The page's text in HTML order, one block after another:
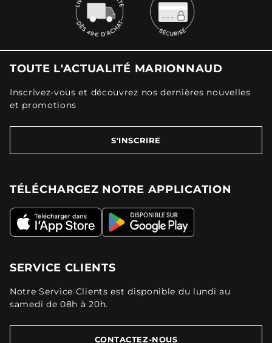
TOUTE L'ACTUALITÉ MARIONNAUD
Inscrivez-vous et découvrez nos dernières nouvelles
et promotions
S'INSCRIRE
TÉLÉCHARGEZ NOTRE APPLICATION
SERVICE CLIENTS
Notre Service Clients est disponible du lundi au
samedi de 08h à 20h.
CONTACTEZ-NOUS